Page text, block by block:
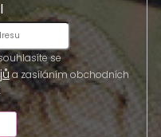
se
a zasíláním obchodních